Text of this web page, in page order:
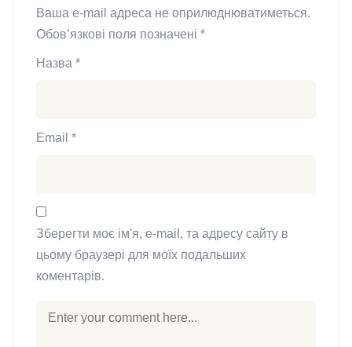
Ваша e-mail адреса не оприлюднюватиметься.
Обов’язкові поля позначені *
Назва *
Email *
Зберегти моє ім'я, e-mail, та адресу сайту в
цьому браузері для моїх подальших
коментарів.